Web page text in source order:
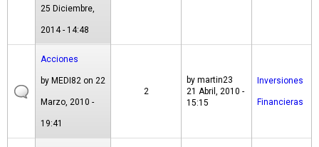
25 Diciembre,
2014 - 14:48
Acciones
by MEDI82 on 22
Marzo, 2010 -
19:41
2
by martin23
21 Abril, 2010 -
15:15
Inversiones
Financieras